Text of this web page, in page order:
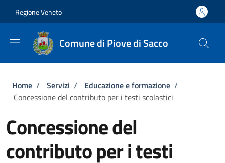
Regione Veneto
Comune di Piove di Sacco
Briciole di pane
Home / Servizi / Educazione e formazione /
Concessione del contributo per i testi scolastici
Concessione del
contributo per i testi